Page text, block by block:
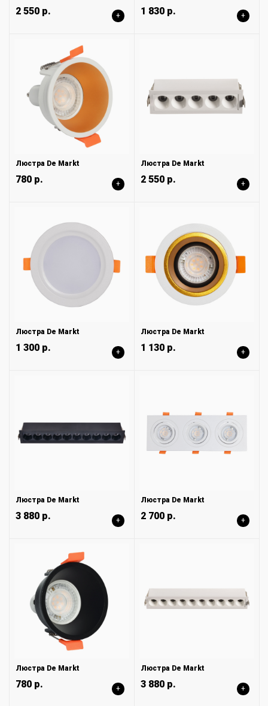
2 550 р. + 1 830 р. +
Люстра De Markt
780 р. +
Люстра De Markt
2 550 р. +
Люстра De Markt
1 300 р. +
Люстра De Markt
1 130 р. +
Люстра De Markt
3 880 р. +
Люстра De Markt
2 700 р. +
Люстра De Markt
780 р. +
Люстра De Markt
3 880 р. +